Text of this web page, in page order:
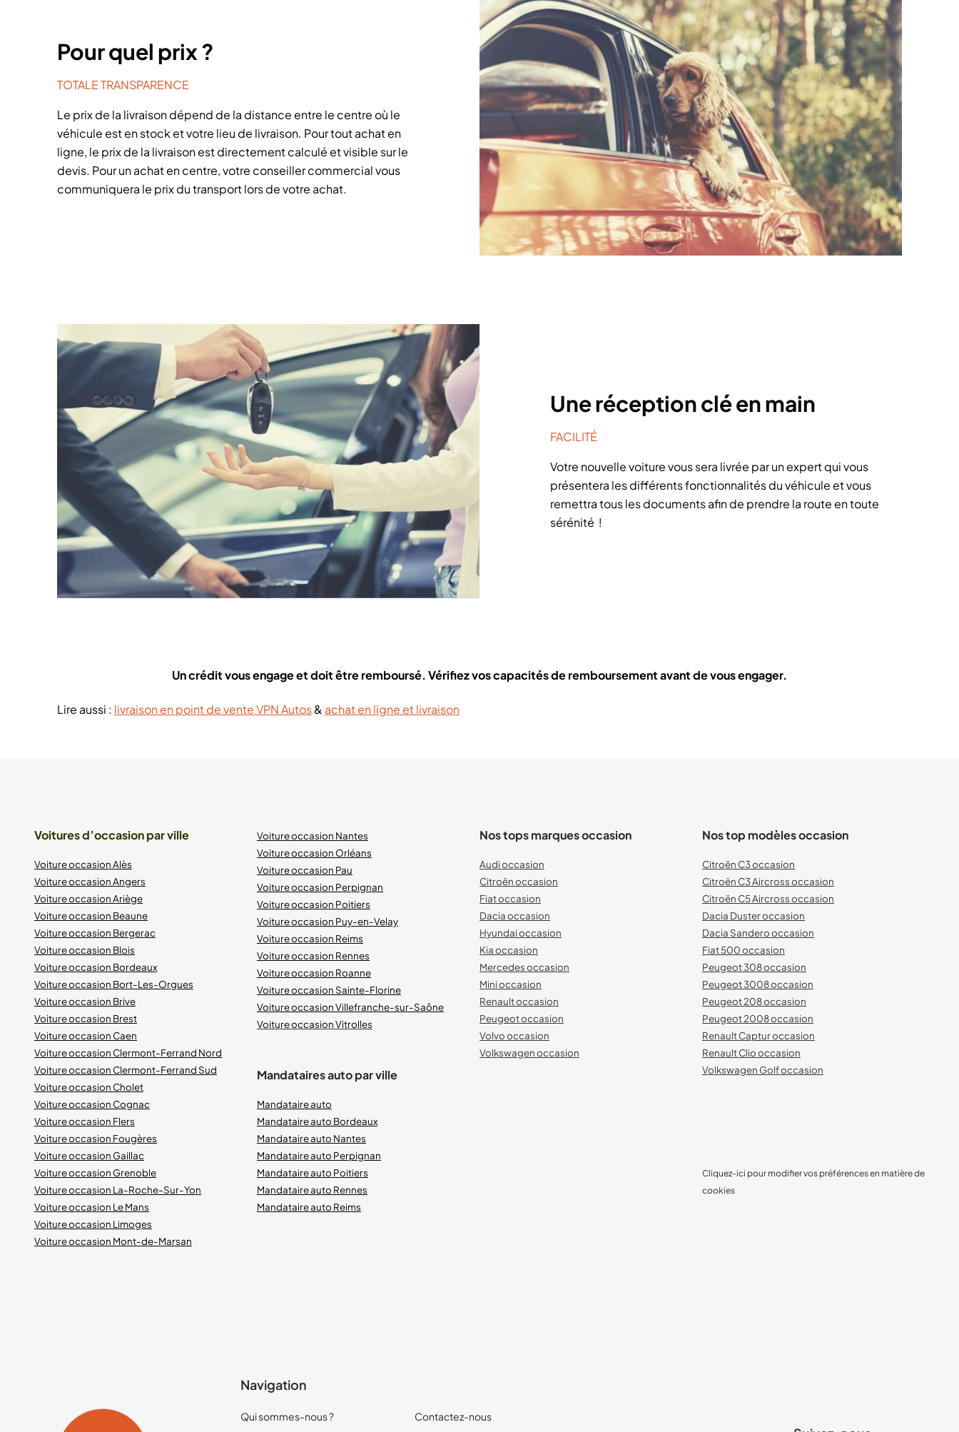
Pour quel prix ?
TOTALE TRANSPARENCE
Le prix de la livraison dépend de la distance entre le centre où le
véhicule est en stock et votre lieu de livraison. Pour tout achat en
ligne, le prix de la livraison est directement calculé et visible sur le
devis. Pour un achat en centre, votre conseiller commercial vous
communiquera le prix du transport lors de votre achat.
Une réception clé en main
FACILITÉ
Votre nouvelle voiture vous sera livrée par un expert qui vous
présentera les différents fonctionnalités du véhicule et vous
remettra tous les documents afin de prendre la route en toute
sérénité !
Un crédit vous engage et doit être remboursé. Vérifiez vos capacités de remboursement avant de vous engager.
Lire aussi : livraison en point de vente VPN Autos& achat en ligne et livraison
Voitures d’occasion par ville
Voiture occasion Alès
Voiture occasion Angers
Voiture occasion Ariège
Voiture occasion Beaune
Voiture occasion Bergerac
Voiture occasion Blois
Voiture occasion Bordeaux
Voiture occasion Bort-Les-Orgues
Voiture occasion Brive
Voiture occasion Brest
Voiture occasion Caen
Voiture occasion Clermont-Ferrand Nord
Voiture occasion Clermont-Ferrand Sud
Voiture occasion Cholet
Voiture occasion Cognac
Voiture occasion Flers
Voiture occasion Fougères
Voiture occasion Gaillac
Voiture occasion Grenoble
Voiture occasion La-Roche-Sur-Yon
Voiture occasion Le Mans
Voiture occasion Limoges
Voiture occasion Mont-de-Marsan
Voiture occasion Nantes
Voiture occasion Orléans
Voiture occasion Pau
Voiture occasion Perpignan
Voiture occasion Poitiers
Voiture occasion Puy-en-Velay
Voiture occasion Reims
Voiture occasion Rennes
Voiture occasion Roanne
Voiture occasion Sainte-Florine
Voiture occasion Villefranche-sur-Saône
Voiture occasion Vitrolles
Mandataires auto par ville
Mandataire auto
Mandataire auto Bordeaux
Mandataire auto Nantes
Mandataire auto Perpignan
Mandataire auto Poitiers
Mandataire auto Rennes
Mandataire auto Reims
Nos tops marques occasion
Audi occasion
Citroën occasion
Fiat occasion
Dacia occasion
Hyundai occasion
Kia occasion
Mercedes occasion
Mini occasion
Renault occasion
Peugeot occasion
Volvo occasion
Volkswagen occasion
Nos top modèles occasion
Citroën C3 occasion
Citroën C3 Aircross occasion
Citroën C5 Aircross occasion
Dacia Duster occasion
Dacia Sandero occasion
Fiat 500 occasion
Peugeot 308 occasion
Peugeot 3008 occasion
Peugeot 208 occasion
Peugeot 2008 occasion
Renault Captur occasion
Renault Clio occasion
Volkswagen Golf occasion
Cliquez-ici pour modifier vos préférences en matière de
cookies
Navigation
Qui sommes-nous ? Contactez-nous